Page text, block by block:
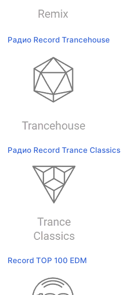
Радио Record Trancehouse
Радио Record Trance Classics
Record TOP 100 EDM